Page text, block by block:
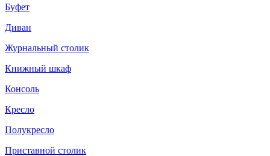
Буфет
Диван
Журнальный столик
Книжный шкаф
Консоль
Кресло
Полукресло
Приставной столик